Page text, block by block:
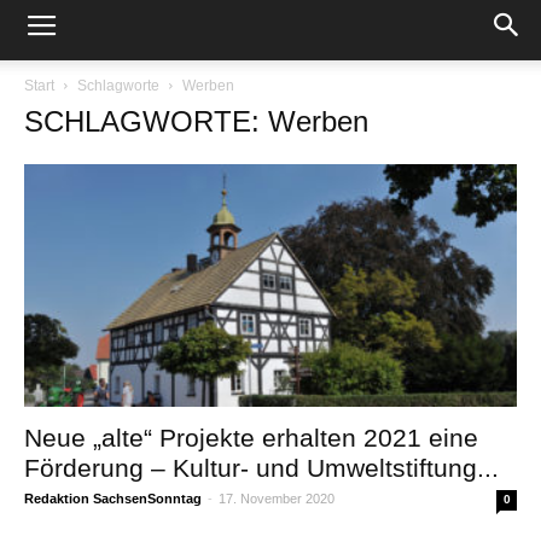
Start Schlagworte Werben
SCHLAGWORTE: Werben
Neue „alte“ Projekte erhalten 2021 eine
Förderung – Kultur- und Umweltstiftung...
Redaktion SachsenSonntag - 17. November 2020 0